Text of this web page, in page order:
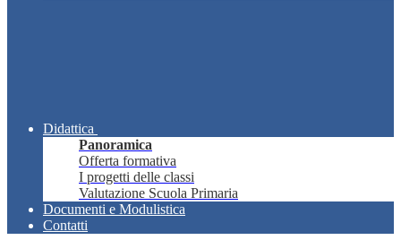
Didattica
Panoramica
Offerta formativa
I progetti delle classi
Valutazione Scuola Primaria
Documenti e Modulistica
Contatti